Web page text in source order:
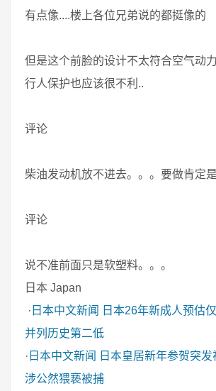
有点像....楼上各位兄弟说的都挺像的
但是这个前脸的设计不太符合空气动
行人保护也应该很不利..
评论
柴油发动机放不进去。。。要做肯定
评论
说不准前面只是软塑料。。。
日本 Japan
· 日本中文新闻
日本26年新成人预估
并列历史第二低
· 日本中文新闻
日本皇居新年参贺突
涉公然猥亵被捕